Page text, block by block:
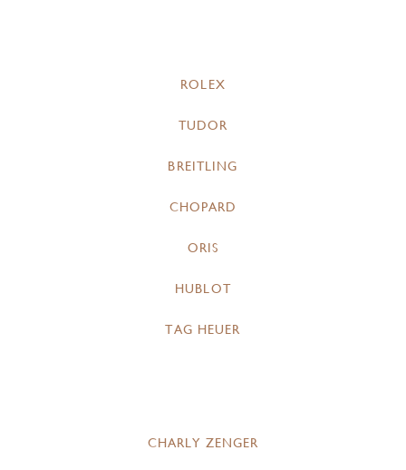
ROLEX
TUDOR
BREITLING
CHOPARD
ORIS
HUBLOT
TAG HEUER
CHARLY ZENGER